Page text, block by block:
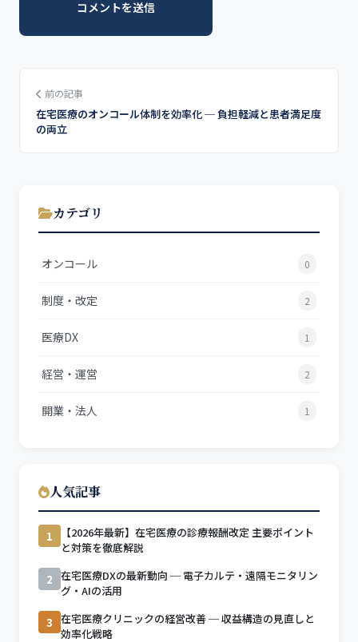
前の記事
在宅医療のオンコール体制を効率化 ─ 負担軽減と患者満足度
の両立
カテゴリ
オンコール 0
制度・改定 2
医療DX 1
経営・運営 2
開業・法人 1
人気記事
1
【2026年最新】在宅医療の診療報酬改定 主要ポイント
と対策を徹底解説
2 在宅医療DXの最新動向 ─ 電子カルテ・遠隔モニタリン
グ・AIの活用
3 在宅医療クリニックの経営改善 ─ 収益構造の見直しと
効率化戦略